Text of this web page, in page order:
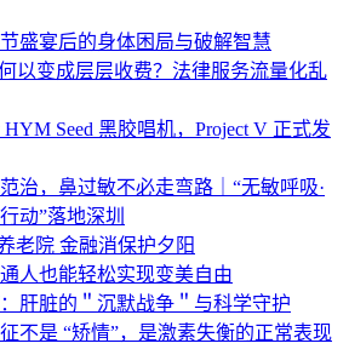
盛宴后的身体困局与破解智慧
以变成层层收费？法律服务流量化乱
Seed 黑胶唱机，Project V 正式发
治，鼻过敏不必走弯路｜“无敏呼吸·
动”落地深圳
老院 金融消保护夕阳
人也能轻松实现变美自由
肝脏的＂沉默战争＂与科学守护
不是 “矫情”，是激素失衡的正常表现